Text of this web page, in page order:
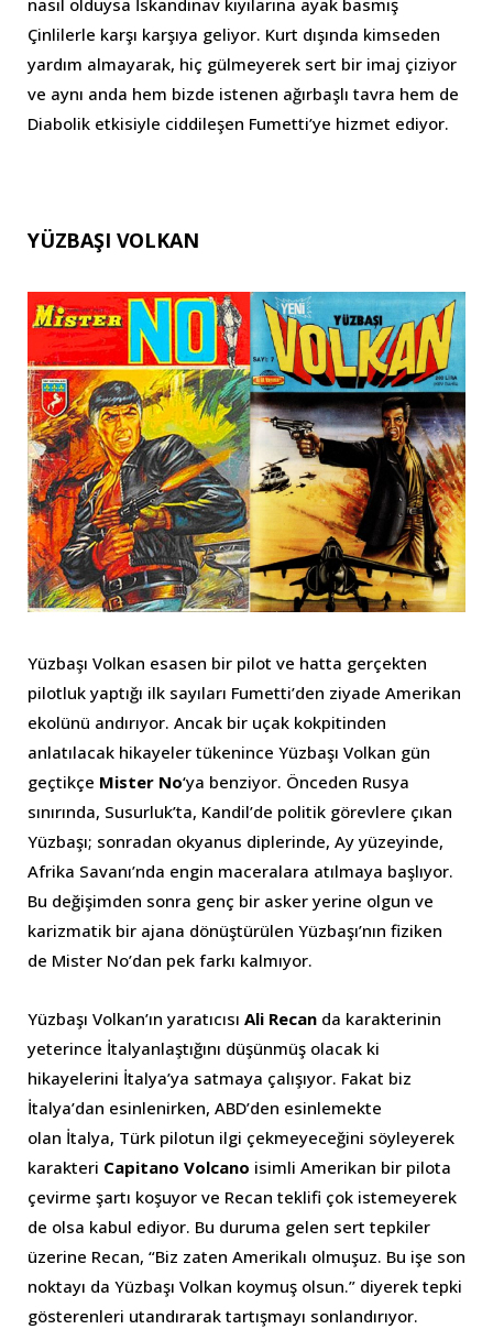
nasıl olduysa İskandinav kıyılarına ayak basmış
Çinlilerle karşı karşıya geliyor. Kurt dışında kimseden
yardım almayarak, hiç gülmeyerek sert bir imaj çiziyor
ve aynı anda hem bizde istenen ağırbaşlı tavra hem de
Diabolik etkisiyle ciddileşen Fumetti’ye hizmet ediyor.
YÜZBAŞI VOLKAN
Yüzbaşı Volkan esasen bir pilot ve hatta gerçekten
pilotluk yaptığı ilk sayıları Fumetti’den ziyade Amerikan
ekolünü andırıyor. Ancak bir uçak kokpitinden
anlatılacak hikayeler tükenince Yüzbaşı Volkan gün
geçtikçe Mister No‘ya benziyor. Önceden Rusya
sınırında, Susurluk’ta, Kandil’de politik görevlere çıkan
Yüzbaşı; sonradan okyanus diplerinde, Ay yüzeyinde,
Afrika Savanı’nda engin maceralara atılmaya başlıyor.
Bu değişimden sonra genç bir asker yerine olgun ve
karizmatik bir ajana dönüştürülen Yüzbaşı’nın fiziken
de Mister No’dan pek farkı kalmıyor.
Yüzbaşı Volkan’ın yaratıcısı Ali Recan da karakterinin
yeterince İtalyanlaştığını düşünmüş olacak ki
hikayelerini İtalya’ya satmaya çalışıyor. Fakat biz
İtalya’dan esinlenirken, ABD’den esinlemekte
olan İtalya, Türk pilotun ilgi çekmeyeceğini söyleyerek
karakteri Capitano Volcano isimli Amerikan bir pilota
çevirme şartı koşuyor ve Recan teklifi çok istemeyerek
de olsa kabul ediyor. Bu duruma gelen sert tepkiler
üzerine Recan, “Biz zaten Amerikalı olmuşuz. Bu işe son
noktayı da Yüzbaşı Volkan koymuş olsun.” diyerek tepki
gösterenleri utandırarak tartışmayı sonlandırıyor.